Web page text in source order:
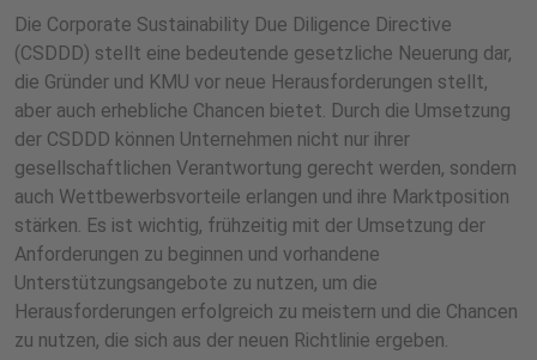
Die Corporate Sustainability Due Diligence Directive
(CSDDD) stellt eine bedeutende gesetzliche Neuerung dar,
die Gründer und KMU vor neue Herausforderungen stellt,
aber auch erhebliche Chancen bietet. Durch die Umsetzung
der CSDDD können Unternehmen nicht nur ihrer
gesellschaftlichen Verantwortung gerecht werden, sondern
auch Wettbewerbsvorteile erlangen und ihre Marktposition
stärken. Es ist wichtig, frühzeitig mit der Umsetzung der
Anforderungen zu beginnen und vorhandene
Unterstützungsangebote zu nutzen, um die
Herausforderungen erfolgreich zu meistern und die Chancen
zu nutzen, die sich aus der neuen Richtlinie ergeben.